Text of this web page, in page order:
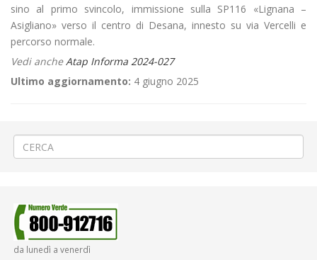
sino al primo svincolo, immissione sulla SP116 «Lignana –
Asigliano» verso il centro di Desana, innesto su via Vercelli e
percorso normale.
Vedi ancheAtap Informa 2024-027
Ultimo aggiornamento: 4 giugno 2025
da lunedì a venerdì